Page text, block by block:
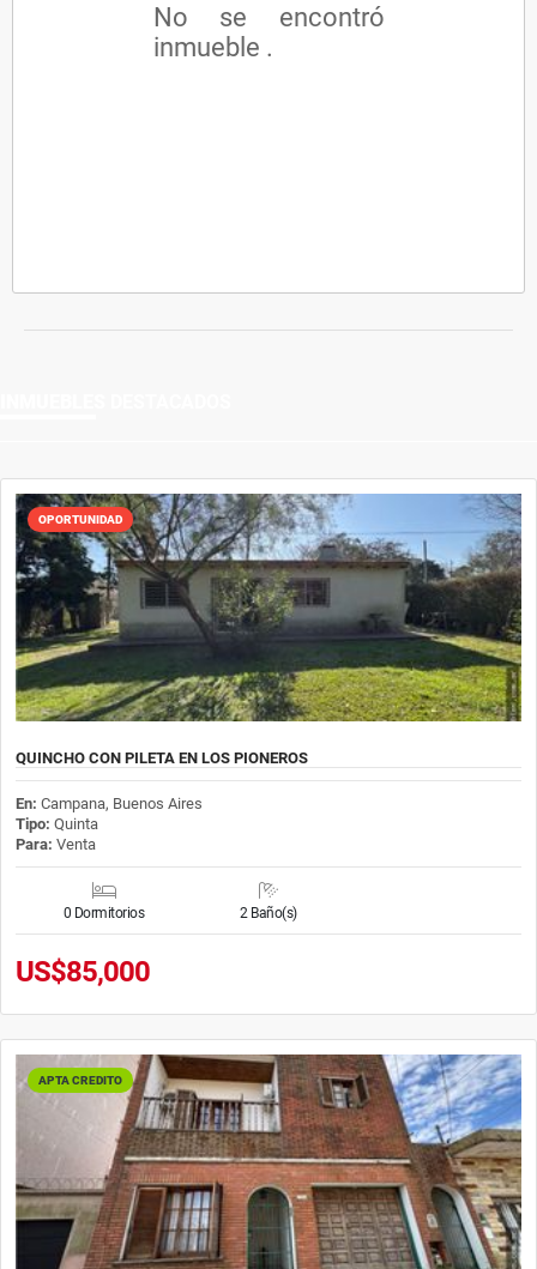
No se encontró
inmueble .
OPORTUNIDAD
QUINCHO CON PILETA EN LOS PIONEROS
En: Campana, Buenos Aires
Tipo: Quinta
Para: Venta
0 Dormitorios 2 Baño(s)
US$85,000
APTA CREDITO